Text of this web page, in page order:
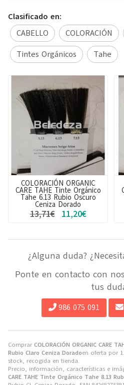
Comprar COLORACIÓN ORGANIC CARE
Rubio Claro Ceniza Doradoen oferta por
stock, recogida en tienda.
Precio, información, características e
CARE TAHE Tinte Orgánico Tahe 8.13
Clasificado en:
CABELLO
COLORACIÓN
Tintes Orgánicos
Tahe
COLORACIÓN ORGANIC
CARE TAHE Tinte Orgánico
Tahe 6.13 Rubio Oscuro
Ceniza Dorado
13,71€ 11,20€
¿Alguna duda?
Ponte en contacto con
tus
986 075 091